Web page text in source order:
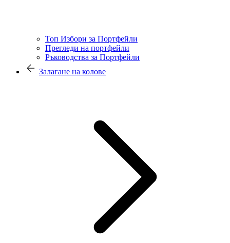
Топ Избори за Портфейли
Прегледи на портфейли
Ръководства за Портфейли
Залагане на колове